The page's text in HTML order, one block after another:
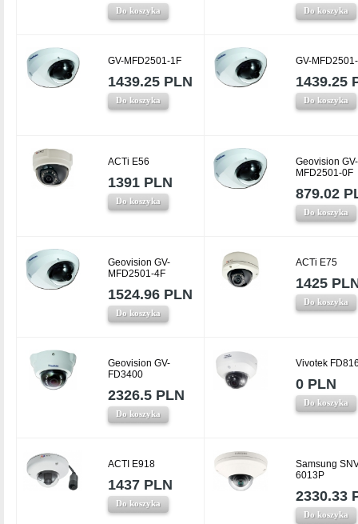
Do koszyka Do koszyka
GV-MFD2501-1F
1439.25 PLN
Do koszyka
GV-
1439.25
Do koszyka
ACTi E56
1391 PLN
Do koszyka
Geovision GV-
MFD2501-0F
879.02
Do koszyka
Geovision GV-
MFD2501-4F
1524.96 PLN
Do koszyka
ACTi E75
1425
Do koszyka
Geovision GV-
FD3400
2326.5 PLN
Do koszyka
Vivotek
0 PLN
Do koszyka
ACTI E918
1437 PLN
Do koszyka
Samsung
6013P
2330.33
Do koszyka